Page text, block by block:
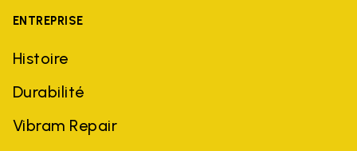
ENTREPRISE
Histoire
Durabilité
Vibram Repair